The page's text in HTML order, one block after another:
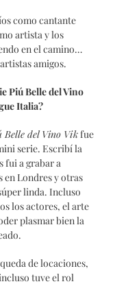
como cantante
artista y los
en el camino…
amigos.
Piú Belle del Vino
Italia?
Belle del Vino Vikfue
serie. Escribí la
fui a grabar a
en Londres y otras
linda. Incluso
los actores, el arte
plasmar bien la
de locaciones,
tuve el rol